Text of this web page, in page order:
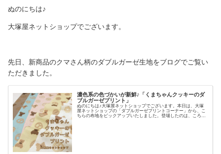
ぬのにちは♪
大塚屋ネットショップでございます。
先日、新商品のクマさん柄のダブルガーゼ生地をブログでご覧い
ただきました。
濃色系の色づかいが新鮮♪「くまちゃんクッキーのダ
ブルガーゼプリント」
ぬのにちは♪大塚屋ネットショップでございます。本日は、大塚
屋ネットショップの「ダブルガーゼプリントコーナー」から、こ
ちらの布地をピックアップいたしました。登場したのは、ころこ